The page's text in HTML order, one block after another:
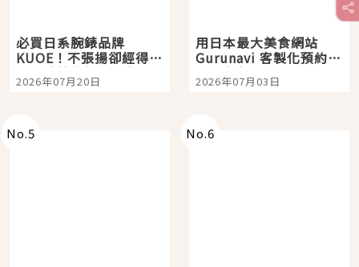
必買日系腕錶品牌
KUOE！不張揚卻經得起
時間洗鍊的經典之作五
選
2026年07月20日
用日本最大美食網站
Gurunavi 客製化預約九
大都市餐廳，打造專屬
美食體驗！
2026年07月03日
No.5 No.6